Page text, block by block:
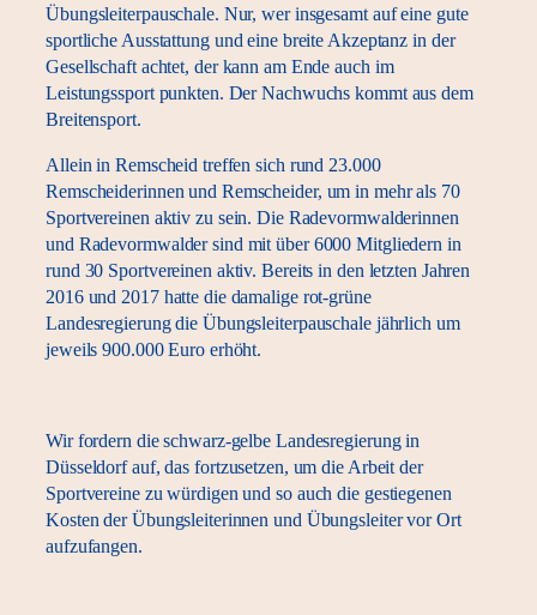
Übungsleiterpauschale. Nur, wer insgesamt auf eine gute
sportliche Ausstattung und eine breite Akzeptanz in der
Gesellschaft achtet, der kann am Ende auch im
Leistungssport punkten. Der Nachwuchs kommt aus dem
Breitensport.
Allein in Remscheid treffen sich rund 23.000
Remscheiderinnen und Remscheider, um in mehr als 70
Sportvereinen aktiv zu sein. Die Radevormwalderinnen
und Radevormwalder sind mit über 6000 Mitgliedern in
rund 30 Sportvereinen aktiv. Bereits in den letzten Jahren
2016 und 2017 hatte die damalige rot-grüne
Landesregierung die Übungsleiterpauschale jährlich um
jeweils 900.000 Euro erhöht.
Wir fordern die schwarz-gelbe Landesregierung in
Düsseldorf auf, das fortzusetzen, um die Arbeit der
Sportvereine zu würdigen und so auch die gestiegenen
Kosten der Übungsleiterinnen und Übungsleiter vor Ort
aufzufangen.